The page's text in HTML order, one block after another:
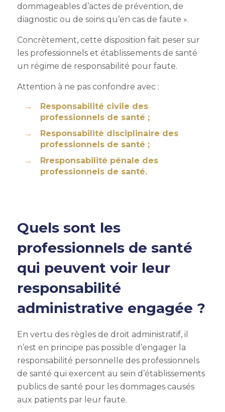
dommageables d’actes de prévention, de
diagnostic ou de soins qu’en cas de faute ».
Concrètement, cette disposition fait peser sur
les professionnels et établissements de santé
un régime de responsabilité pour faute.
Attention à ne pas confondre avec :
Responsabilité civile des
professionnels de santé ;
Responsabilité disciplinaire des
professionnels de santé ;
Rresponsabilité pénale des
professionnels de santé.
Quels sont les
professionnels de santé
qui peuvent voir leur
responsabilité
administrative engagée ?
En vertu des règles de droit administratif, il
n’est en principe pas possible d’engager la
responsabilité personnelle des professionnels
de santé qui exercent au sein d’établissements
publics de santé pour les dommages causés
aux patients par leur faute.